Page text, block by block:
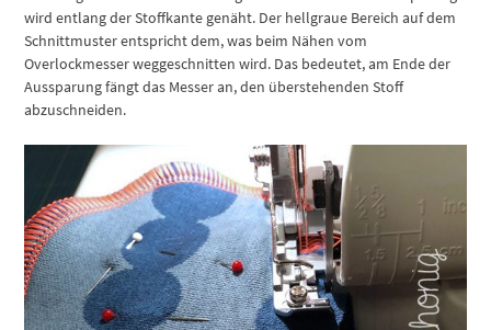
wird entlang der Stoffkante genäht. Der hellgraue Bereich auf dem
Schnittmuster entspricht dem, was beim Nähen vom
Overlockmesser weggeschnitten wird. Das bedeutet, am Ende der
Aussparung fängt das Messer an, den überstehenden Stoff
abzuschneiden.